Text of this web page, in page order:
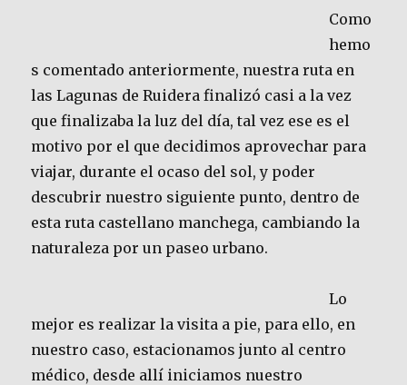
Como
hemo
s comentado anteriormente, nuestra ruta en
las Lagunas de Ruidera finalizó casi a la vez
que finalizaba la luz del día, tal vez ese es el
motivo por el que decidimos aprovechar para
viajar, durante el ocaso del sol, y poder
descubrir nuestro siguiente punto, dentro de
esta ruta castellano manchega, cambiando la
naturaleza por un paseo urbano.
Lo
mejor es realizar la visita a pie, para ello, en
nuestro caso, estacionamos junto al centro
médico, desde allí iniciamos nuestro